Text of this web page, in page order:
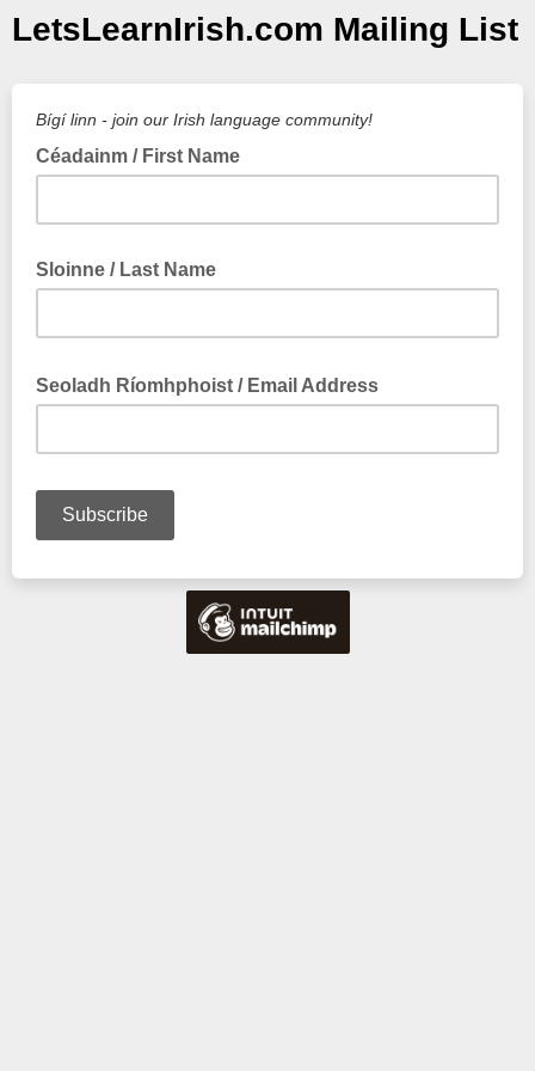
LetsLearnIrish.com Mailing List
Bígí linn - join our Irish language community!
Céadainm / First Name
Sloinne / Last Name
Seoladh Ríomhphoist / Email Address